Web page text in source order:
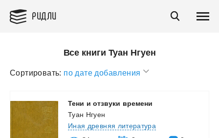
РИДЛИ
Все книги Туан Нгуен
Сортировать: по дате добавления
Тени и отзвуки времени
Туан Нгуен
Иная древняя литература